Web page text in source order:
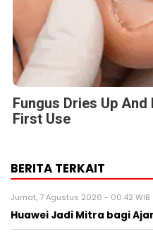
Fungus Dries Up
First Use
BERITA TERKAIT
Jumat, 7 Agustus 2026 - 00:42 WIB
Huawei Jadi Mitra bagi